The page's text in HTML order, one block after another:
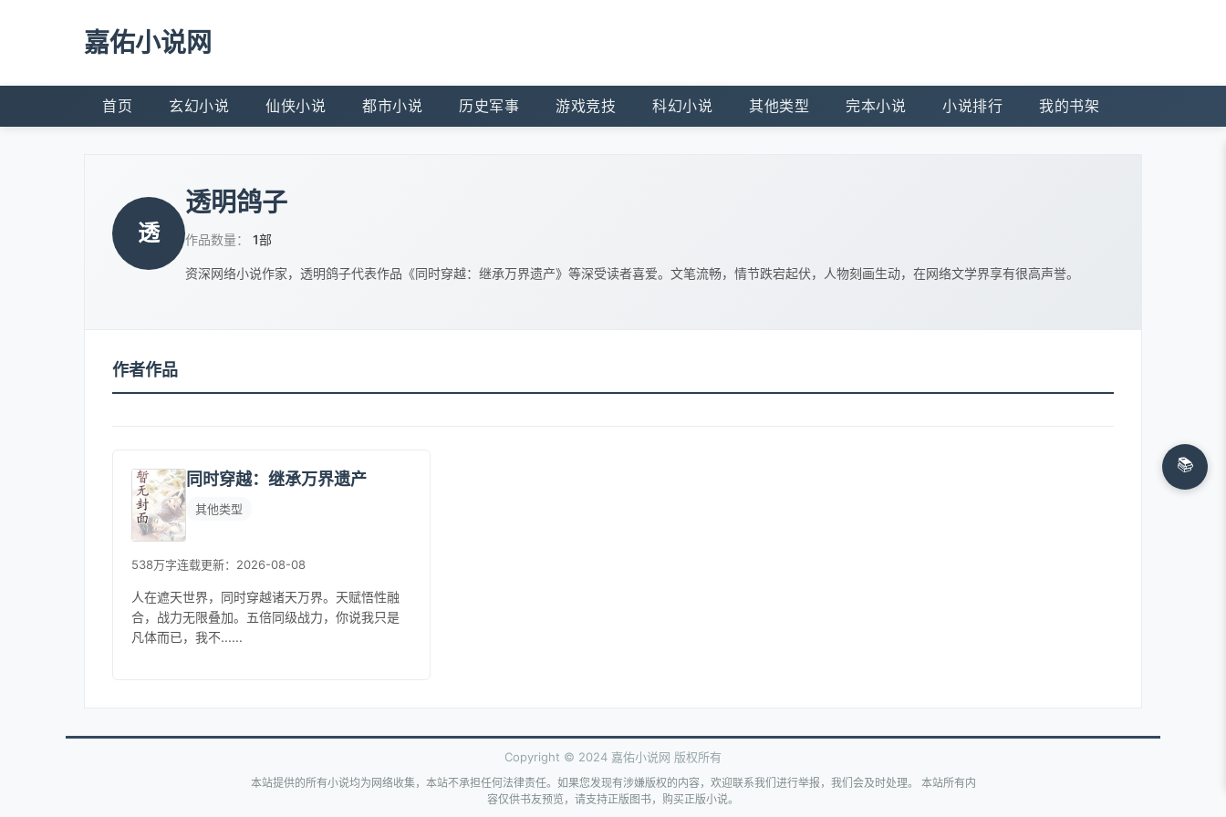
嘉佑小说网
首页 玄幻小说 仙侠小说 都市小说 历史军事 游戏竞技 科幻小说 其他类型 完本小说 小说排行 我的书架
透
透明鸽子
作品数量： 1部
资深网络小说作家，透明鸽子代表作品《同时穿越：继承万界遗产》等深受读者喜爱。文笔流畅，情节跌宕起伏，人物刻画生动，在网络文学界享有很高声誉。
作者作品
同时穿越：继承万界遗产
其他类型
538万字连载更新：2026-08-08
人在遮天世界，同时穿越诸天万界。天赋悟性融
合，战力无限叠加。五倍同级战力，你说我只是
凡体而已，我不......
📚
Copyright © 2024 嘉佑小说网 版权所有
本站提供的所有小说均为网络收集，本站不承担任何法律责任。如果您发现有涉嫌版权的内容，欢迎联系我们进行举报，我们会及时处理。 本站所有内
容仅供书友预览，请支持正版图书，购买正版小说。